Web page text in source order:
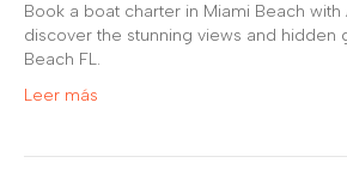
Book a boat charter in Miami Beach with
discover the stunning views and hidden
Beach FL.
Leer más